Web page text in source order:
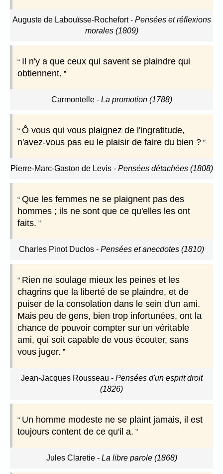
Auguste de Labouïsse-Rochefort- Pensées et réflexions
morales (1809)
Il n'y a que ceux qui savent se plaindre qui
obtiennent.
Carmontelle- La promotion (1788)
Ô vous qui vous plaignez de l'ingratitude,
n'avez-vous pas eu le plaisir de faire du bien ?
Pierre-Marc-Gaston de Levis- Pensées détachées (1808)
Que les femmes ne se plaignent pas des
hommes ; ils ne sont que ce qu'elles les ont
faits.
Charles Pinot Duclos - Pensées et anecdotes (1810)
Rien ne soulage mieux les peines et les
chagrins que la liberté de se plaindre, et de
puiser de la consolation dans le sein d'un ami.
Mais peu de gens, bien trop infortunées, ont la
chance de pouvoir compter sur un véritable
ami, qui soit capable de vous écouter, sans
vous juger.
Jean-Jacques Rousseau - Pensées d'un esprit droit
(1826)
Un homme modeste ne se plaint jamais, il est
toujours content de ce qu'il a.
Jules Claretie- La libre parole (1868)